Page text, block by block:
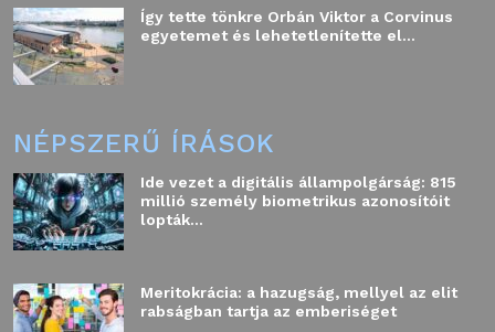
Így tette tönkre Orbán Viktor a Corvinus
egyetemet és lehetetlenítette el...
NÉPSZERŰ ÍRÁSOK
Ide vezet a digitális állampolgárság: 815
millió személy biometrikus azonosítóit
lopták...
Meritokrácia: a hazugság, mellyel az elit
rabságban tartja az emberiséget